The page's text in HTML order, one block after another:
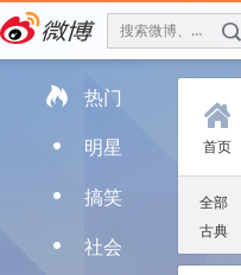
搜索微博、找人 f
 热门
D 明星
D 搞笑
D 社会
(
首页
全部
古典